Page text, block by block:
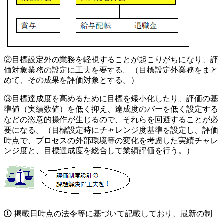
②目標設定外の業務を軽視することが起こりがちになり、評
価対象業務の設定に工夫を要する。（目標設定外業務をまと
めて、その成果を評価対象とする。）
③目標達成度を高めるために目標を矮小化したり、評価の基
準値（実績数値）を低く抑え、達成度のバーを低く設定する
などの恣意的操作が生じるので、それらを回避することが必
要になる。（目標設定時にチャレンジ度基準を設定し、評価
時点で、プロセスの外部環境等の変化を考慮した実績チャレ
ンジ度と、目標達成度を総合して業績評価を行う。）
掲載日時点の法令等に基づいて記載しており、最新の制